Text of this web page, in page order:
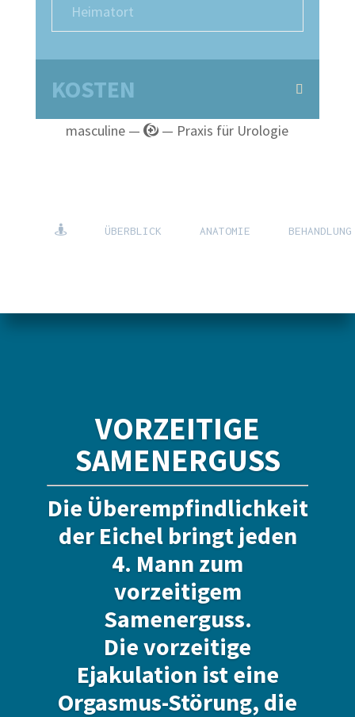
Heimatort
KOSTEN
masculine — — Praxis für Urologie
ÜBERBLICK ANATOMIE BEHANDLUNG
VORZEITIGE
SAMENERGUSS
Die Überempfindlichkeit
der Eichel bringt jeden
4. Mann zum
vorzeitigem
Samenerguss.
Die vorzeitige
Ejakulation ist eine
Orgasmus-Störung, die